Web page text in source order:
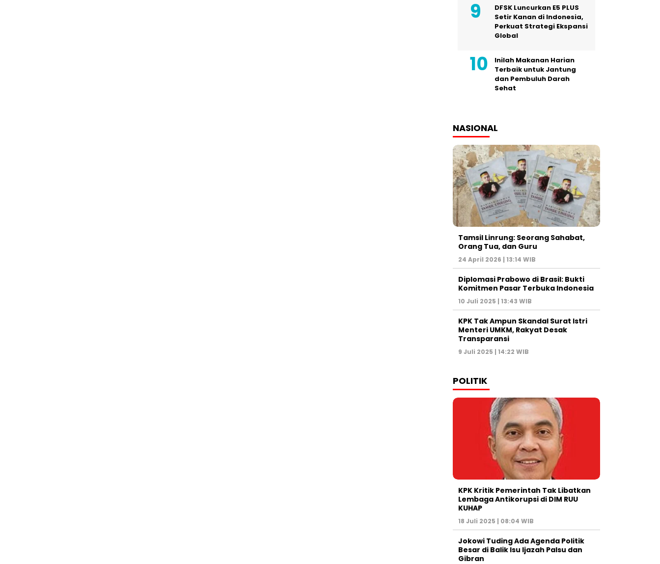
DFSK Luncurkan E5 PLUS
Setir Kanan di Indonesia,
Perkuat Strategi Ekspansi
Global
Inilah Makanan Harian
Terbaik untuk Jantung
dan Pembuluh Darah
Sehat
NASIONAL
Tamsil Linrung: Seorang Sahabat,
Orang Tua, dan Guru
24 April 2026 | 13:14 WIB
Diplomasi Prabowo di Brasil: Bukti
Komitmen Pasar Terbuka Indonesia
10 Juli 2025 | 13:43 WIB
KPK Tak Ampun Skandal Surat Istri
Menteri UMKM, Rakyat Desak
Transparansi
9 Juli 2025 | 14:22 WIB
POLITIK
KPK Kritik Pemerintah Tak Libatkan
Lembaga Antikorupsi di DIM RUU
KUHAP
18 Juli 2025 | 08:04 WIB
Jokowi Tuding Ada Agenda Politik
Besar di Balik Isu Ijazah Palsu dan
Gibran